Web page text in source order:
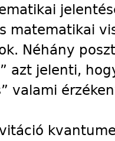
matematikai
Néhány
azt jelenti,
valami